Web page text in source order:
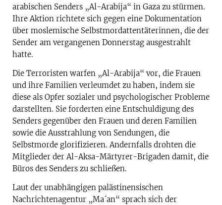
arabischen Senders „Al-Arabija“ in Gaza zu stürmen.
Ihre Aktion richtete sich gegen eine Dokumentation
über moslemische Selbstmordattentäterinnen, die der
Sender am vergangenen Donnerstag ausgestrahlt
hatte.
Die Terroristen warfen „Al-Arabija“ vor, die Frauen
und ihre Familien verleumdet zu haben, indem sie
diese als Opfer sozialer und psychologischer Probleme
darstellten. Sie forderten eine Entschuldigung des
Senders gegenüber den Frauen und deren Familien
sowie die Ausstrahlung von Sendungen, die
Selbstmorde glorifizieren. Andernfalls drohten die
Mitglieder der Al-Aksa-Märtyrer-Brigaden damit, die
Büros des Senders zu schließen.
Laut der unabhängigen palästinensischen
Nachrichtenagentur „Ma´an“ sprach sich der